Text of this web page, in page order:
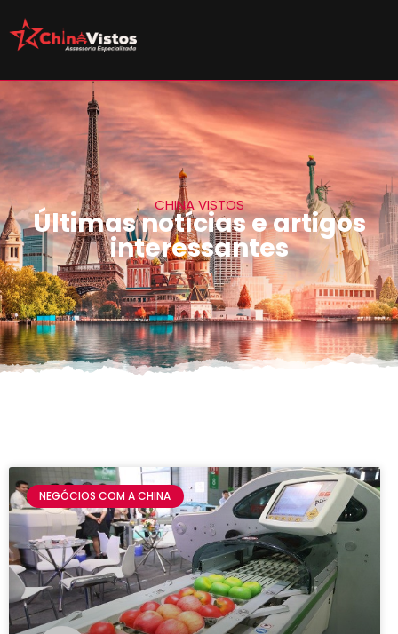
CHINA VISTOS
Últimas notícias e artigos
interessantes
NEGÓCIOS COM A CHINA